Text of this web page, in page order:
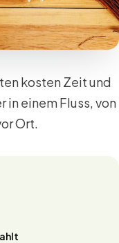
kosten Zeit und
in einem Fluss, von
Ort.